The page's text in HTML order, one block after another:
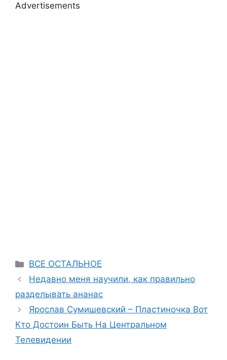
Advertisements
Categories
ВСЕ ОСТАЛЬНОЕ
Недавно меня научили, как правильно
разделывать ананас
Ярослав Сумишевский – Пластиночка Вот
Кто Достоин Быть На Центральном
Телевидении